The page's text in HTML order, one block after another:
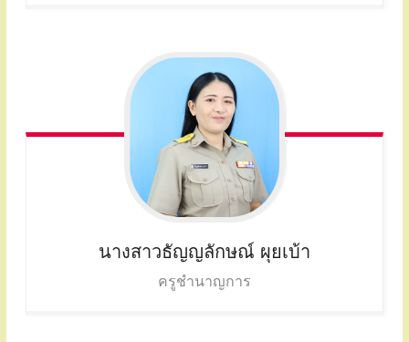
นางสาวธัญญลักษณ์ ผุยเบ้า
ครูชำนาญการ